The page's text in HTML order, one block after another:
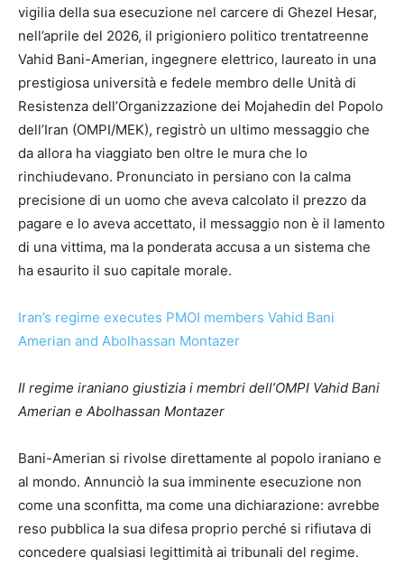
vigilia della sua esecuzione nel carcere di Ghezel Hesar,
nell’aprile del 2026, il prigioniero politico trentatreenne
Vahid Bani-Amerian, ingegnere elettrico, laureato in una
prestigiosa università e fedele membro delle Unità di
Resistenza dell’Organizzazione dei Mojahedin del Popolo
dell’Iran (OMPI/MEK), registrò un ultimo messaggio che
da allora ha viaggiato ben oltre le mura che lo
rinchiudevano. Pronunciato in persiano con la calma
precisione di un uomo che aveva calcolato il prezzo da
pagare e lo aveva accettato, il messaggio non è il lamento
di una vittima, ma la ponderata accusa a un sistema che
ha esaurito il suo capitale morale.
Iran’s regime executes PMOI members Vahid Bani
Amerian and Abolhassan Montazer
Il regime iraniano giustizia i membri dell’OMPI Vahid Bani
Amerian e Abolhassan Montazer
Bani-Amerian si rivolse direttamente al popolo iraniano e
al mondo. Annunciò la sua imminente esecuzione non
come una sconfitta, ma come una dichiarazione: avrebbe
reso pubblica la sua difesa proprio perché si rifiutava di
concedere qualsiasi legittimità ai tribunali del regime.